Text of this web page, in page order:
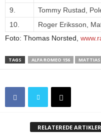
9.
Tommy Rustad,
10.
Roger Eriksson,
Foto: Thomas Norsted,
TAGS ALFA ROMEO 156 MATTIAS
RELATEREDE ARTIKLER